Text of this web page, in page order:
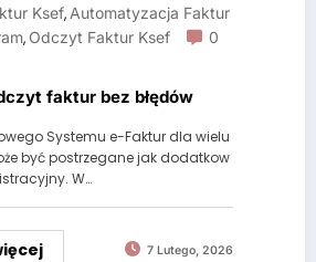
Ksef, Automatyzacja Faktur
, Odczyt Faktur Ksef
0
faktur bez błędów
Systemu e-Faktur dla wielu
być postrzegane jak dodatkow
W…
7 Lutego, 2026